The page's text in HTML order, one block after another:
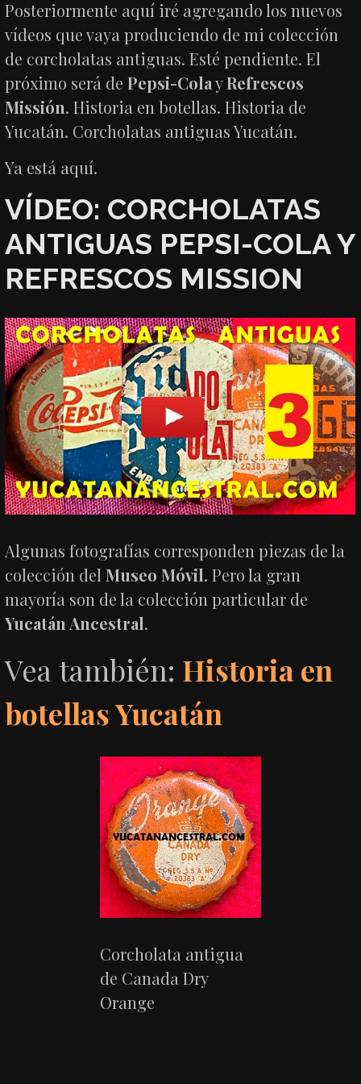
Posteriormente aquí iré agregando los nuevos
vídeos que vaya produciendo de mi colección
de corcholatas antiguas. Esté pendiente. El
próximo será dePepsi-ColayRefrescos
Missión. Historia en botellas. Historia de
Yucatán. Corcholatas antiguas Yucatán.
Ya está aquí.
VÍDEO: CORCHOLATAS
ANTIGUAS PEPSI-COLA Y
REFRESCOS MISSION
Algunas fotografías corresponden piezas de la
colección delMuseo Móvil. Pero la gran
mayoría son de la colección particular de
Yucatán Ancestral.
Vea también: Historia en
botellas Yucatán
Corcholata antigua
de Canada Dry
Orange